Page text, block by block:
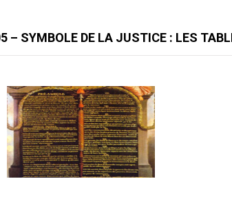
– SYMBOLE DE LA JUSTICE : LES